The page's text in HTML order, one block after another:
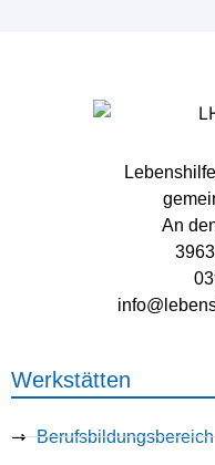
An
Werkstätten
Berufsbildungsbereich